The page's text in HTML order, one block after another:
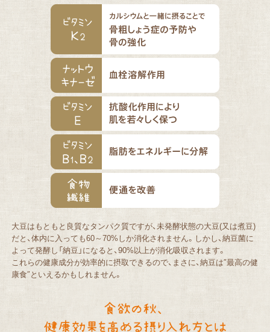
大豆はもともと良質なタンパク質ですが、未発酵状態の大豆(又は煮豆)
だと、体内に入っても60～70%しか消化されません。しかし、納豆菌に
よって発酵し「納豆」になると、90%以上が消化吸収されます。
これらの健康成分が効率的に摂取できるので、まさに、納豆は″最高の健
康食″といえるかもしれません。